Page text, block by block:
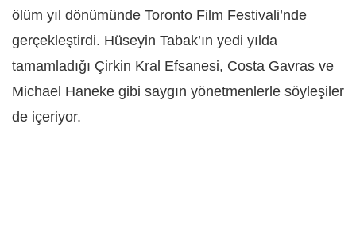
ölüm yıl dönümünde Toronto Film Festivali’nde
gerçekleştirdi. Hüseyin Tabak’ın yedi yılda
tamamladığı Çirkin Kral Efsanesi, Costa Gavras ve
Michael Haneke gibi saygın yönetmenlerle söyleşiler
de içeriyor.